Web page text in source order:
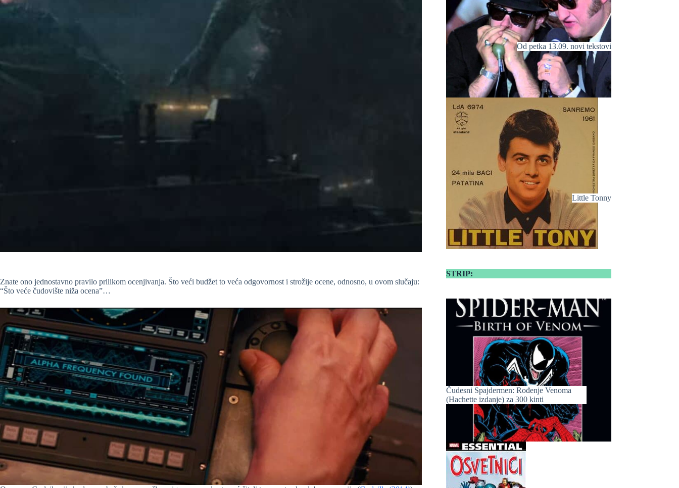
Znate ono jednostavno pravilo prilikom ocenjivanja. Što veći budžet to veća odgovornost i strožije ocene, odnosno, u ovom slučaju:
“Što veće čudovište niža ocena”…
Od petka 13.09. novi tekstovi
Little Tonny
STRIP:
Čudesni Spajdermen: Rođenje Venoma
(Hachette izdanje) za 300 kinti